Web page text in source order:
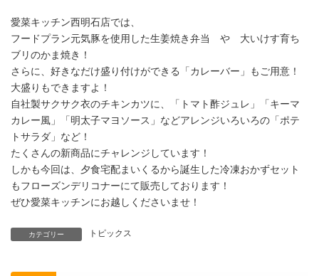
愛菜キッチン西明石店では、
フードプラン元気豚を使用した生姜焼き弁当 や 大いけす育ち
ブリのかま焼き！
さらに、好きなだけ盛り付けができる「カレーバー」もご用意！
大盛りもできますよ！
自社製サクサク衣のチキンカツに、「トマト酢ジュレ」「キーマ
カレー風」「明太子マヨソース」などアレンジいろいろの「ポテ
トサラダ」など！
たくさんの新商品にチャレンジしています！
しかも今回は、夕食宅配まいくるから誕生した冷凍おかずセット
もフローズンデリコナーにて販売しております！
ぜひ愛菜キッチンにお越しくださいませ！
カテゴリー トピックス